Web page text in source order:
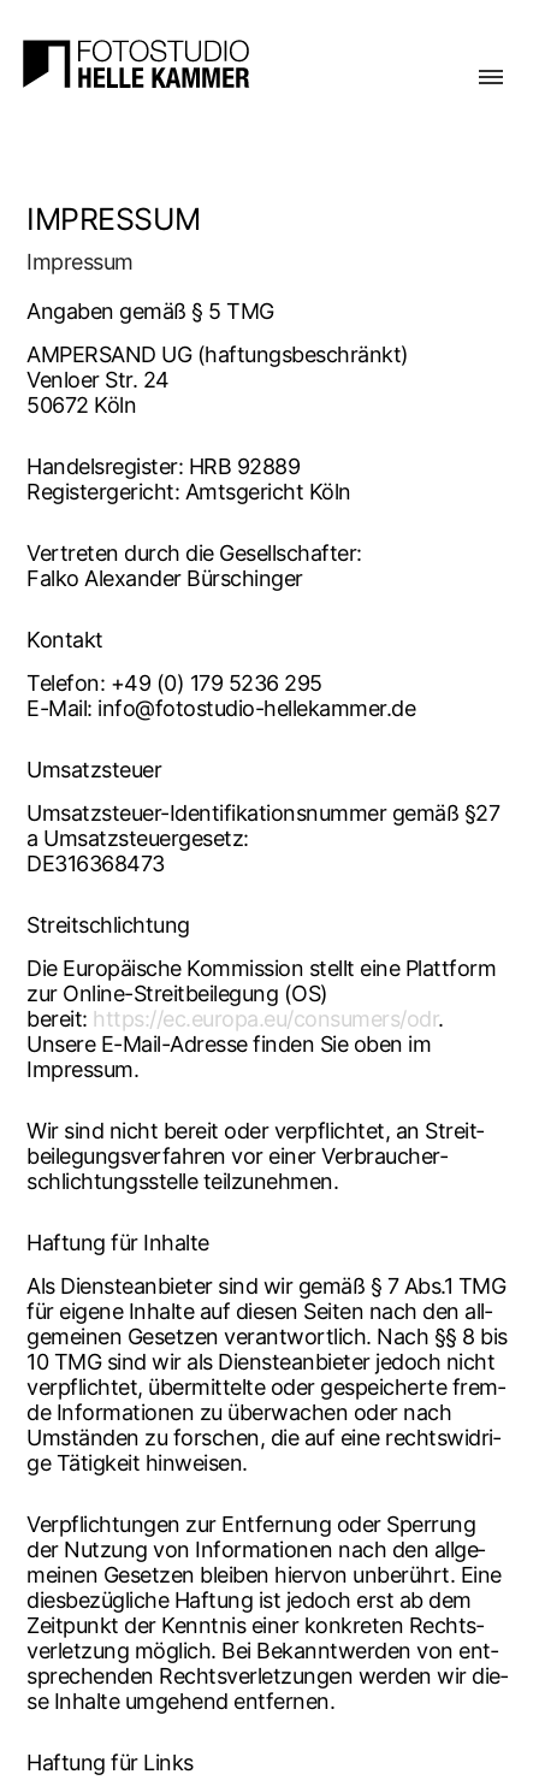
IMPRES­SUM
Impres­sum
Anga­ben gemäß § 5 TMG
AMPER­SAND UG (haf­tungs­be­schränkt)
Ven­lo­er Str. 24
50672 Köln
Han­dels­re­gis­ter: HRB 92889
Regis­ter­ge­richt: Amts­ge­richt Köln
Ver­tre­ten durch die Gesell­schaf­ter:
Fal­ko Alex­an­der Bürschinger
Kon­takt
Tele­fon: +49 (0) 179 5236 295
E-Mail: info@fotostudio-hellekammer.de
Umsatz­steu­er
Umsatz­steu­er-Iden­ti­fi­ka­ti­ons­num­mer gemäß §27
a Umsatz­steu­er­ge­setz:
DE316368473
Streit­schlich­tung
Die Euro­päi­sche Kom­mis­si­on stellt eine Platt­form
zur Online-Streit­bei­le­gung (OS)
bereit: https://ec.europa.eu/consumers/odr.
Unse­re E-Mail-Adres­se fin­den Sie oben im
Impressum.
Wir sind nicht bereit oder ver­pflich­tet, an Streit­
bei­le­gungs­ver­fah­ren vor einer Ver­brau­cher­
schlich­tungs­stel­le teilzunehmen.
Haf­tung für Inhalte
Als Diens­te­an­bie­ter sind wir gemäß § 7 Abs.1 TMG
für eige­ne Inhal­te auf die­sen Sei­ten nach den all­
ge­mei­nen Geset­zen ver­ant­wort­lich. Nach §§ 8 bis
10 TMG sind wir als Diens­te­an­bie­ter jedoch nicht
ver­pflich­tet, über­mit­tel­te oder gespei­cher­te frem­
de Infor­ma­tio­nen zu über­wa­chen oder nach
Umstän­den zu for­schen, die auf eine rechts­wid­ri­
ge Tätig­keit hinweisen.
Ver­pflich­tun­gen zur Ent­fer­nung oder Sper­rung
der Nut­zung von Infor­ma­tio­nen nach den all­ge­
mei­nen Geset­zen blei­ben hier­von unbe­rührt. Eine
dies­be­züg­li­che Haf­tung ist jedoch erst ab dem
Zeit­punkt der Kennt­nis einer kon­kre­ten Rechts­
ver­let­zung mög­lich. Bei Bekannt­wer­den von ent­
spre­chen­den Rechts­ver­let­zun­gen wer­den wir die­
se Inhal­te umge­hend entfernen.
Haf­tung für Links